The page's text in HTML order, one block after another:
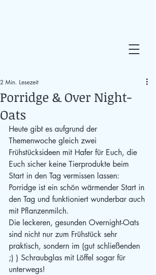
Porridge & Over Night-
Oats
2 Min. Lesezeit
Heute gibt es aufgrund der
Themenwoche gleich zwei
Frühstücksideen mit Hafer für Euch, die
Euch sicher keine Tierprodukte beim
Start in den Tag vermissen lassen:
Porridge ist ein schön wärmender Start in
den Tag und funktioniert wunderbar auch
mit Pflanzenmilch.
Die leckeren, gesunden Overnight-Oats
sind nicht nur zum Frühstück sehr
praktisch, sondern im (gut schließenden
;) ) Schraubglas mit Löffel sogar für
unterwegs!